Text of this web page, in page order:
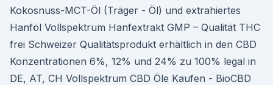
Kokosnuss-MCT-Öl (Träger - Öl) und extrahiertes
Hanföl Vollspektrum Hanfextrakt GMP – Qualität THC
frei Schweizer Qualitätsprodukt erhältlich in den CBD
Konzentrationen 6%, 12% und 24% zu 100% legal in
DE, AT, CH Vollspektrum CBD Öle Kaufen - BioCBD